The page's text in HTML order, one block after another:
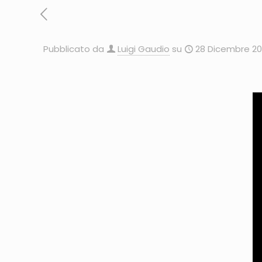
Pubblicato da Luigi Gaudio su 28 Dicembre